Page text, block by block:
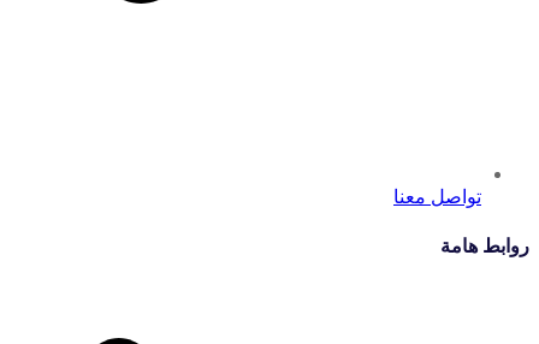
تواصل معنا
روابط هامة